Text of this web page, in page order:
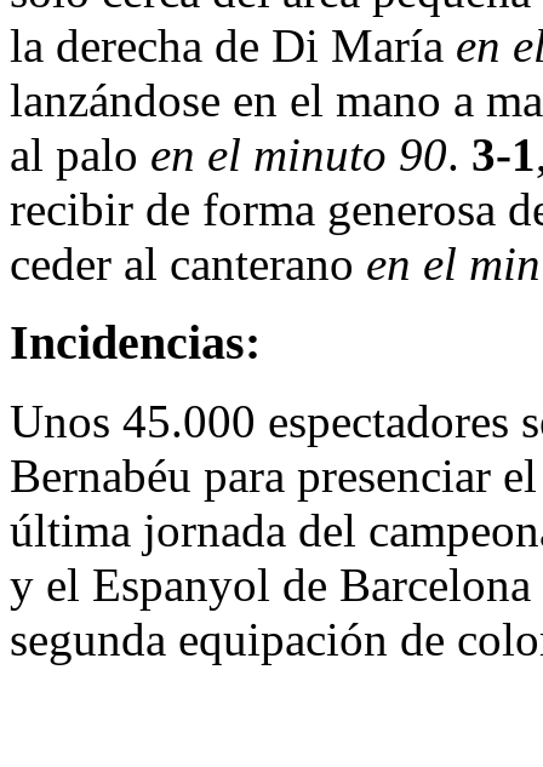
la derecha de Di María en
lanzándose en el mano a
al palo en el minuto 90. 3-1
recibir de forma generosa
ceder al canterano en el
Incidencias:
Unos 45.000 espectadores
Bernabéu para presenciar
última jornada del
y el Espanyol de
segunda equipación de